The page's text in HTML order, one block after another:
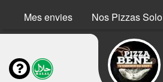
Mes envies Nos Pizzas Solo